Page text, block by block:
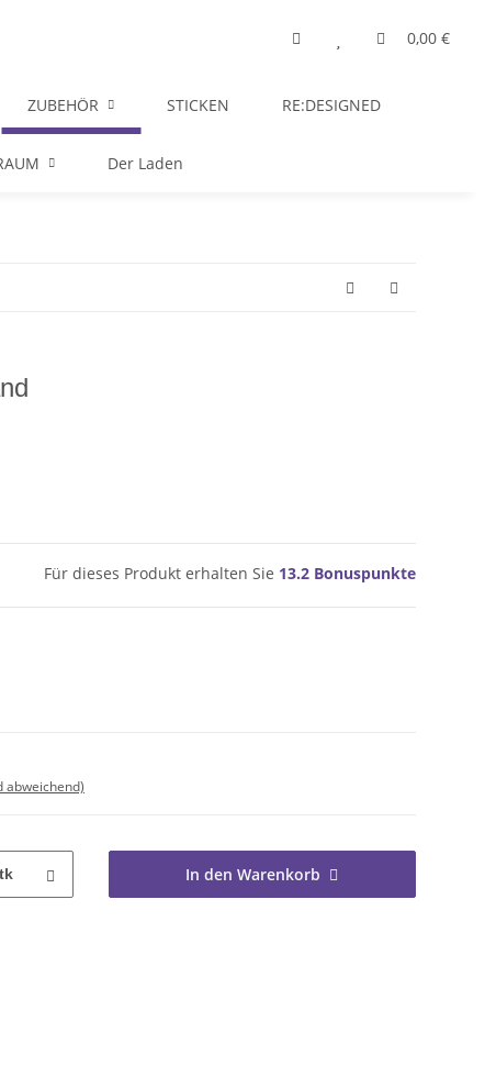
0,00 €
ZUBEHÖR STICKEN RE:DESIGNED
Der Laden
Für dieses Produkt erhalten Sie 13.2 Bonuspunkte
abweichend)
In den Warenkorb